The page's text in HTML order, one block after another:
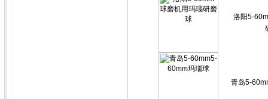
洛阳5-
青岛5-